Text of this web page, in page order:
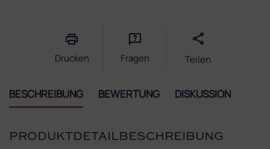
Drucken Fragen Teilen
BESCHREIBUNG BEWERTUNG DISKUSSION
PRODUKTDETAILBESCHREIBUNG